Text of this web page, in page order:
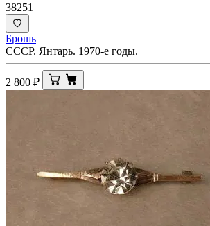
38251
Брошь
СССР. Янтарь. 1970-е годы.
2 800 ₽